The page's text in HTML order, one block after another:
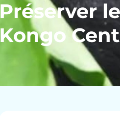
Préserver
Kongo